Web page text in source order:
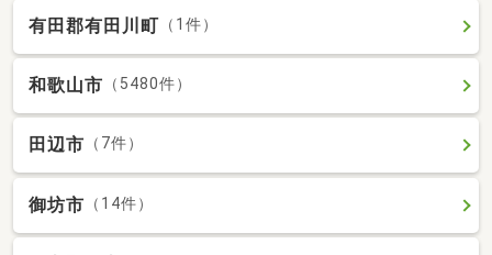
有田郡有田川町 （1件）
和歌山市 （5480件）
田辺市 （7件）
御坊市 （14件）